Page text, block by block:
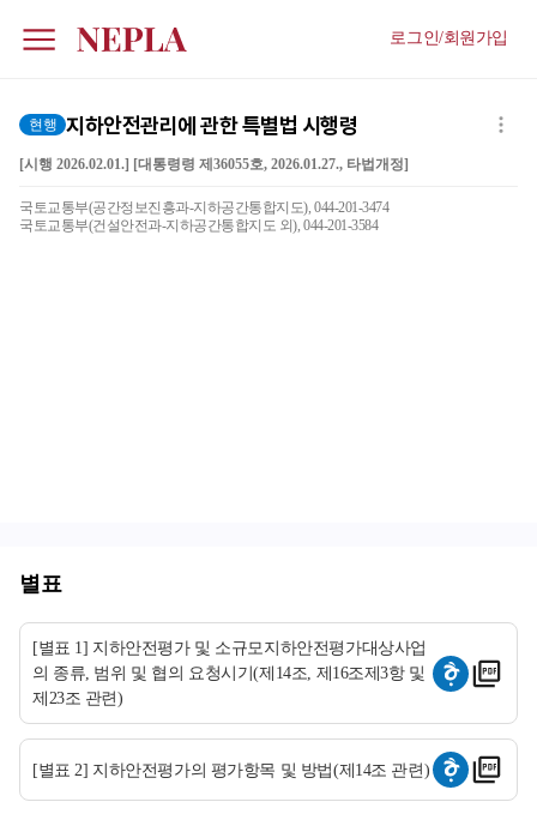
로그인/회원가입
현행 지하안전관리에 관한 특별법 시행령
[시행 2026.02.01.] [대통령령 제36055호, 2026.01.27., 타법개정]
국토교통부(공간정보진흥과-지하공간통합지도), 044-201-3474
국토교통부(건설안전과-지하공간통합지도 외), 044-201-3584
별표
[별표 1] 지하안전평가 및 소규모지하안전평가대상사업
의 종류, 범위 및 협의 요청시기(제14조, 제16조제3항 및
제23조 관련)
[별표 2] 지하안전평가의 평가항목 및 방법(제14조 관련)